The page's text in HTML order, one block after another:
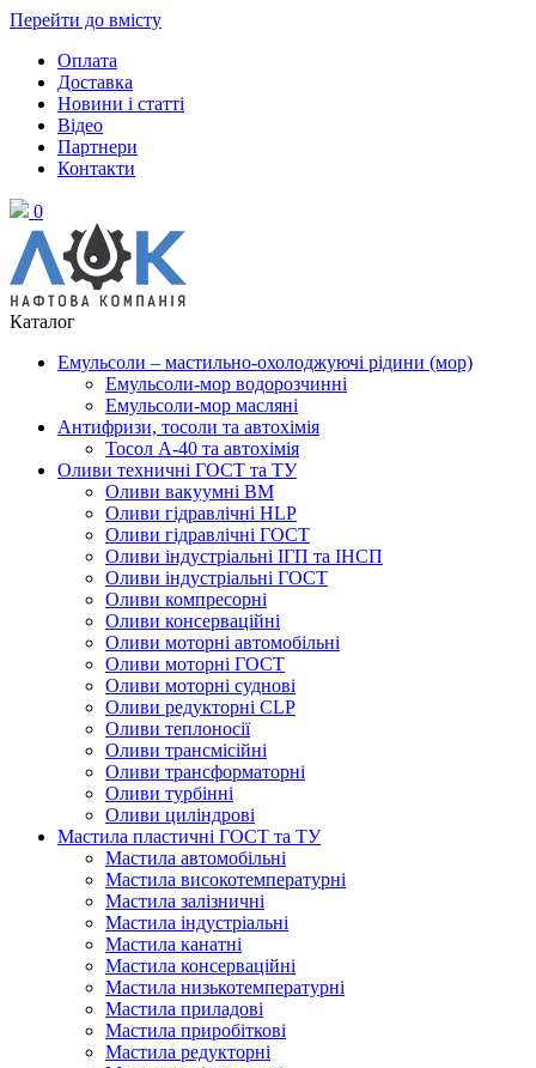
Перейти до вмісту
Оплата
Доставка
Новини і статті
Відео
Партнери
Контакти
0
Каталог
Емульсоли – мастильно-охолоджуючі рідини (мор)
Емульсоли-мор водорозчинні
Емульсоли-мор масляні
Антифризи, тосоли та автохімія
Тосол А-40 та автохімія
Оливи техничні ГОСТ та ТУ
Оливи вакуумні ВМ
Оливи гідравлічні HLP
Оливи гідравлічні ГОСТ
Оливи індустріальні ІГП та ІНСП
Оливи індустріальні ГОСТ
Оливи компресорні
Оливи консерваційні
Оливи моторні автомобільні
Оливи моторні ГОСТ
Оливи моторні суднові
Оливи редукторні CLP
Оливи теплоносії
Оливи трансмісійні
Оливи трансформаторні
Оливи турбінні
Оливи циліндрові
Мастила пластичні ГОСТ та ТУ
Мастила автомобільні
Мастила високотемпературні
Мастила залізничні
Мастила індустріальні
Мастила канатні
Мастила консерваційні
Мастила низькотемпературні
Мастила приладові
Мастила приробіткові
Мастила редукторні